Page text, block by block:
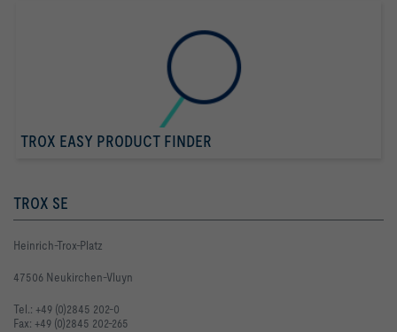
TROX EASY PRODUCT FINDER
TROX SE
Heinrich-Trox-Platz
47506 Neukirchen-Vluyn
Tel.: +49 (0)2845 202-0
Fax: +49 (0)2845 202-265